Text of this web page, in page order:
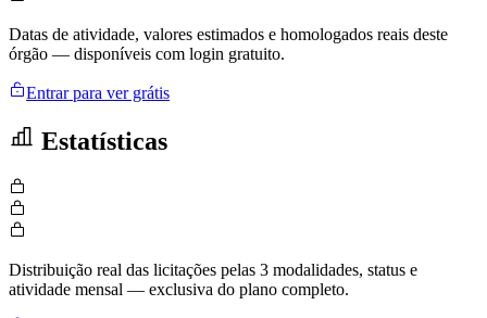
Datas de atividade, valores estimados e homologados reais deste
órgão — disponíveis com login gratuito.
Entrar para ver grátis
Estatísticas
Distribuição real das licitações pelas 3 modalidades, status e
atividade mensal — exclusiva do plano completo.